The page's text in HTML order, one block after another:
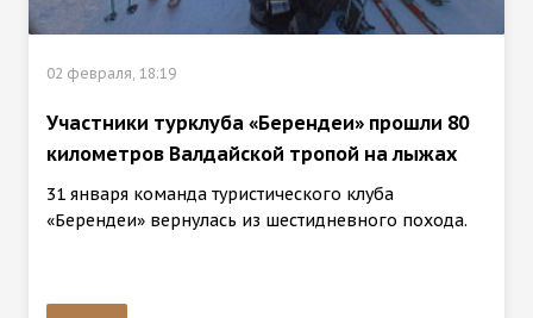
02 февраля, 18:19
Участники турклуба «Берендеи» прошли 80
километров Валдайской тропой на лыжах
31 января команда туристического клуба
«Берендеи» вернулась из шестидневного похода.